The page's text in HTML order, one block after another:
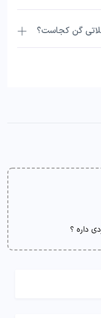
گن کجاست؟
داره ؟